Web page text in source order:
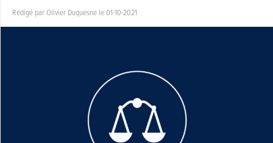
Rédigé par Olivier Duquesne le 01-10-2021